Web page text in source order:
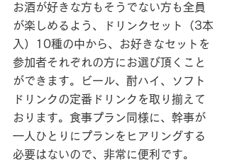
お酒が好きな方もそうでない方も全員
が楽しめるよう、ドリンクセット（3本
入）10種の中から、お好きなセットを
参加者それぞれの方にお選び頂くこと
ができます。ビール、酎ハイ、ソフト
ドリンクの定番ドリンクを取り揃えて
おります。食事プラン同様に、幹事が
一人ひとりにプランをヒアリングする
必要はないので、非常に便利です。